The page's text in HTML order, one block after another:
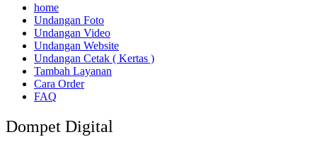
home
Undangan Foto
Undangan Video
Undangan Website
Undangan Cetak ( Kertas )
Tambah Layanan
Cara Order
FAQ
Dompet Digital